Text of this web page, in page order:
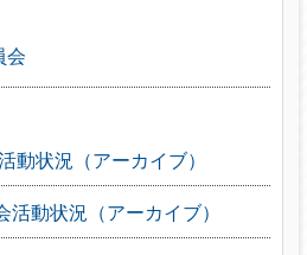
会
動状況（アーカイブ）
動状況（アーカイブ）